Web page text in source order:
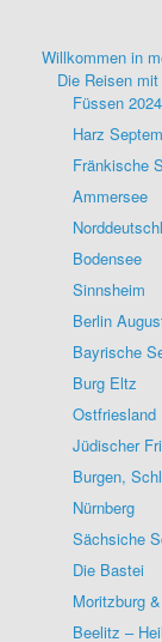
Willkommen in
Die Reisen
Füssen
Harz
Fränkische
Ammersee
Bodensee
Sinnsheim
Berlin
Bayrische
Burg Eltz
Ostfriesland
Jüdischer
Burgen,
Nürnberg
Sächsiche
Die Bastei
Moritzburg
Beelitz –